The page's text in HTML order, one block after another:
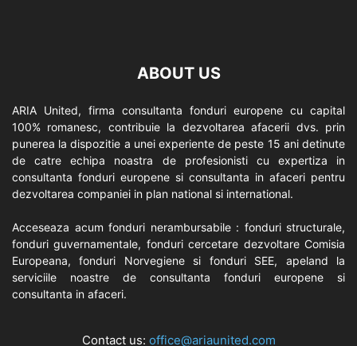
ABOUT US
ARIA United, firma consultanta fonduri europene cu capital
100% romanesc, contribuie la dezvoltarea afacerii dvs. prin
punerea la dispozitie a unei experiente de peste 15 ani detinute
de catre echipa noastra de profesionisti cu expertiza in
consultanta fonduri europene si consultanta in afaceri pentru
dezvoltarea companiei in plan national si international.
Acceseaza acum fonduri nerambursabile : fonduri structurale,
fonduri guvernamentale, fonduri cercetare dezvoltare Comisia
Europeana, fonduri Norvegiene si fonduri SEE, apeland la
serviciile noastre de consultanta fonduri europene si
consultanta in afaceri.
Contact us: office@ariaunited.com